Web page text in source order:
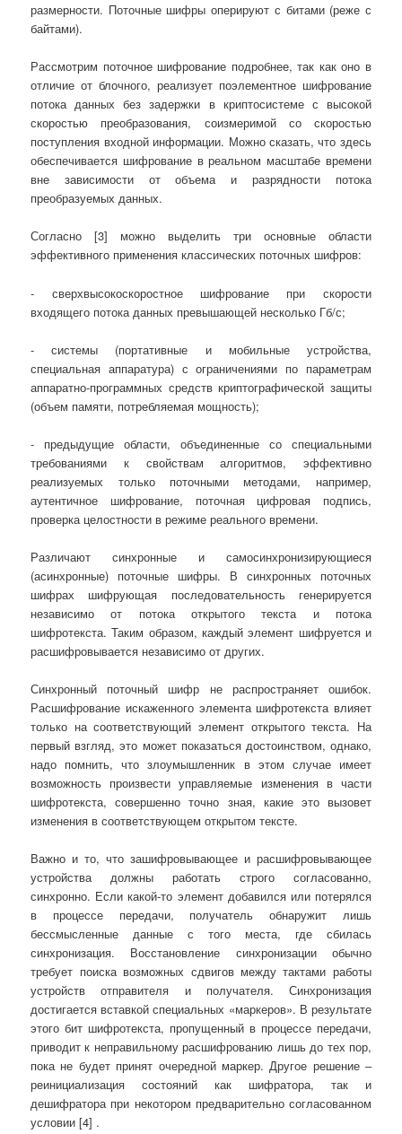
размерности. Поточные шифры оперируют с битами (реже с
байтами).
Рассмотрим поточное шифрование подробнее, так как оно в
отличие от блочного, реализует поэлементное шифрование
потока данных без задержки в криптосистеме с высокой
скоростью преобразования, соизмеримой со скоростью
поступления входной информации. Можно сказать, что здесь
обеспечивается шифрование в реальном масштабе времени
вне зависимости от объема и разрядности потока
преобразуемых данных.
Согласно [3] можно выделить три основные области
эффективного применения классических поточных шифров:
- сверхвысокоскоростное шифрование при скорости
входящего потока данных превышающей несколько Гб/с;
- системы (портативные и мобильные устройства,
специальная аппаратура) с ограничениями по параметрам
аппаратно-программных средств криптографической защиты
(объем памяти, потребляемая мощность);
- предыдущие области, объединенные со специальными
требованиями к свойствам алгоритмов, эффективно
реализуемых только поточными методами, например,
аутентичное шифрование, поточная цифровая подпись,
проверка целостности в режиме реального времени.
Различают синхронные и самосинхронизирующиеся
(асинхронные) поточные шифры. В синхронных поточных
шифрах шифрующая последовательность генерируется
независимо от потока открытого текста и потока
шифротекста. Таким образом, каждый элемент шифруется и
расшифровывается независимо от других.
Синхронный поточный шифр не распространяет ошибок.
Расшифрование искаженного элемента шифротекста влияет
только на соответствующий элемент открытого текста. На
первый взгляд, это может показаться достоинством, однако,
надо помнить, что злоумышленник в этом случае имеет
возможность произвести управляемые изменения в части
шифротекста, совершенно точно зная, какие это вызовет
изменения в соответствующем открытом тексте.
Важно и то, что зашифровывающее и расшифровывающее
устройства должны работать строго согласованно,
синхронно. Если какой-то элемент добавился или потерялся
в процессе передачи, получатель обнаружит лишь
бессмысленные данные с того места, где сбилась
синхронизация. Восстановление синхронизации обычно
требует поиска возможных сдвигов между тактами работы
устройств отправителя и получателя. Синхронизация
достигается вставкой специальных «маркеров». В результате
этого бит шифротекста, пропущенный в процессе передачи,
приводит к неправильному расшифрованию лишь до тех пор,
пока не будет принят очередной маркер. Другое решение ‒
реинициализация состояний как шифратора, так и
дешифратора при некотором предварительно согласованном
условии [4] .